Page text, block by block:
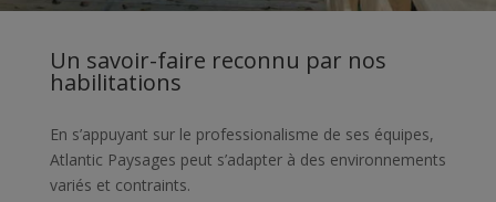
Un savoir-faire reconnu par nos
habilitations
En s’appuyant sur le professionalisme de ses équipes,
Atlantic Paysages peut s’adapter à des environnements
variés et contraints.